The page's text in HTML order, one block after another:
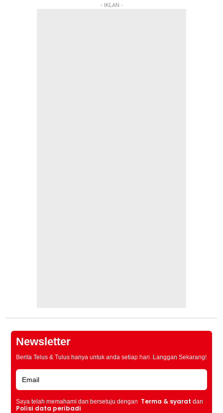
- IKLAN -
Newsletter
Berita Telus & Tulus hanya untuk anda setiap hari. Langgan Sekarang!
Saya telah memahami dan bersetuju dengan Terma & syarat dan
Polisi data peribadi